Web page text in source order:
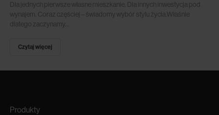
Dla jednych pierwsze własne mieszkanie. Dla innych inwestycja pod
wynajem. Coraz częściej – świadomy wybór stylu życia.Właśnie
dlatego zaczynamy...
Czytaj więcej
Produkty